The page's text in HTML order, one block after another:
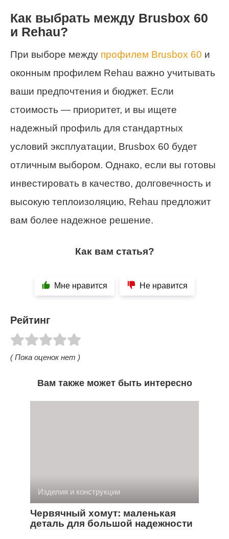
Как выбрать между Brusbox 60
и Rehau?
При выборе между профилем Brusbox 60 и
оконным профилем Rehau важно учитывать
ваши предпочтения и бюджет. Если
стоимость — приоритет, и вы ищете
надежный профиль для стандартных
условий эксплуатации, Brusbox 60 будет
отличным выбором. Однако, если вы готовы
инвестировать в качество, долговечность и
высокую теплоизоляцию, Rehau предложит
вам более надежное решение.
Как вам статья?
Мне нравится Не нравится
Рейтинг
( Пока оценок нет )
Вам также может быть интересно
Изделия и конструкции
Червячный хомут: маленькая
деталь для большой надежности